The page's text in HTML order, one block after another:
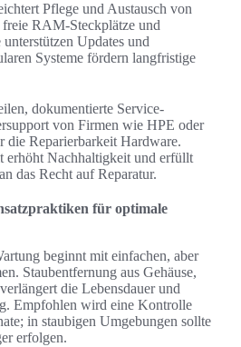
Pflege und Austausch von
RAM-Steckplätze und
Updates und
Systeme fördern langfristige
dokumentierte Service-
von Firmen wie HPE oder
Reparierbarkeit Hardware.
erhöht Nachhaltigkeit und erfüllt
das Recht auf Reparatur.
für optimale
beginnt mit einfachen, aber
Staubentfernung aus Gehäuse,
die Lebensdauer und
Empfohlen wird eine Kontrolle
in staubigen Umgebungen sollte
erfolgen.